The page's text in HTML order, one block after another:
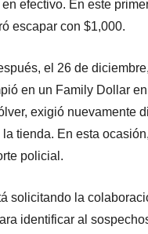
efectivo. En este
escapar con $1,000.
el 26 de
en un Family Dollar
exigió nuevamente
tienda. En esta
policial.
solicitando la
identificar al